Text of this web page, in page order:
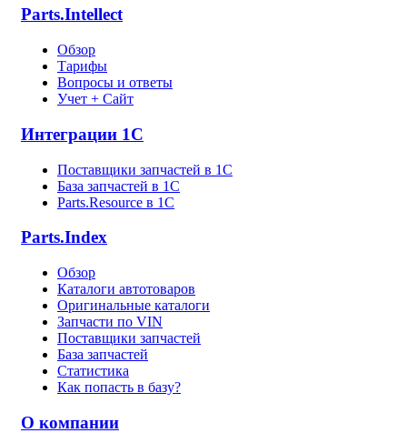
Parts.Intellect
Обзор
Тарифы
Вопросы и ответы
Учет + Сайт
Интеграции 1С
Поставщики запчастей в 1C
База запчастей в 1С
Parts.Resource в 1C
Parts.Index
Обзор
Каталоги автотоваров
Оригинальные каталоги
Запчасти по VIN
Поставщики запчастей
База запчастей
Статистика
Как попасть в базу?
О компании